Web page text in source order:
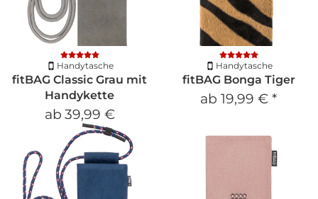
Handytasche
fitBAG Classic Grau mit
Handykette
ab 39,99 €
Handytasche
fitBAG Bonga Tiger
ab 19,99 € *